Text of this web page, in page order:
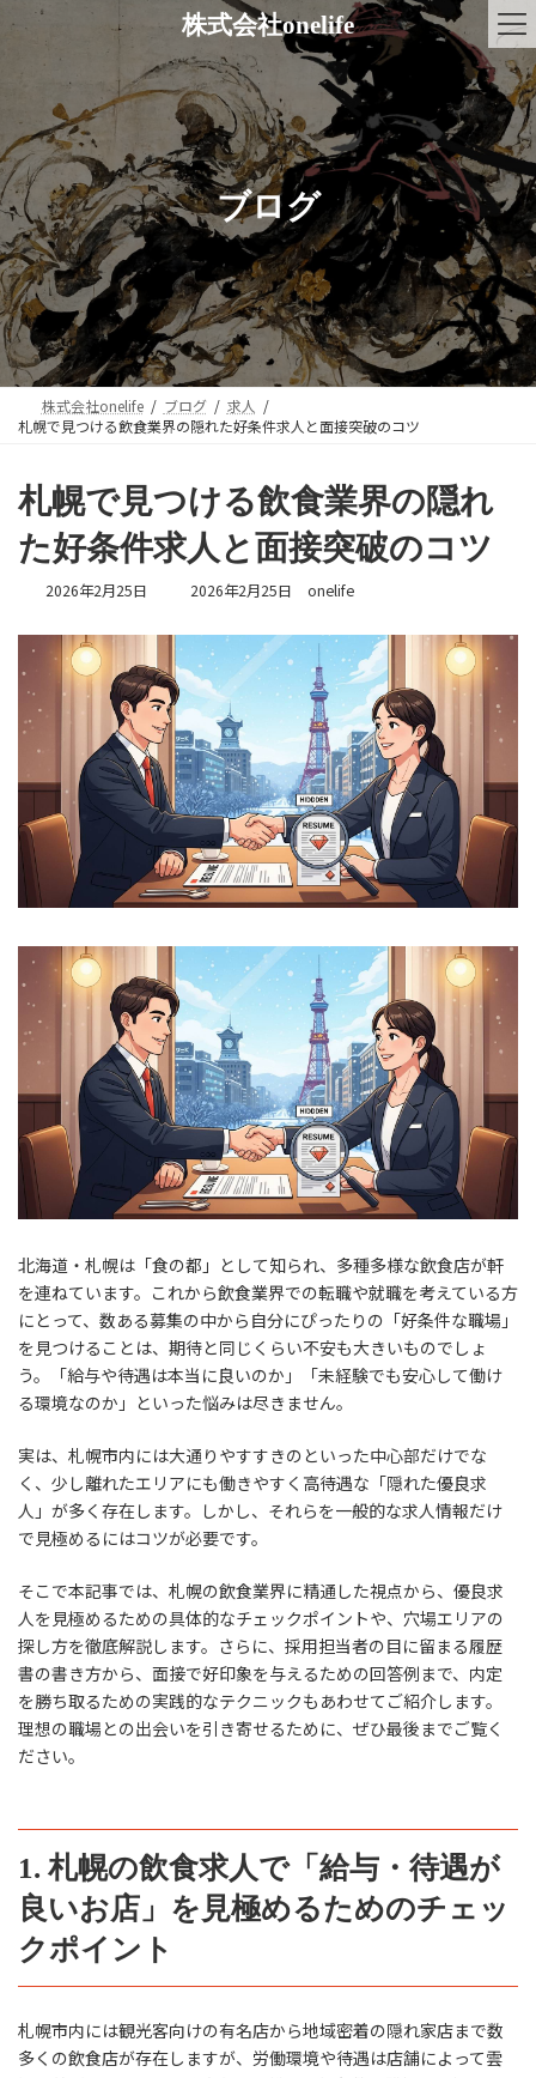
ス
キ
ッ
プ
ン
に
移
動
株式会社onelife
ブログ
株式会社onelife ブログ
求人
札幌で見つける飲食業界の隠れた好条件求人と面接突破のコツ
札幌で見つける飲食業界の隠れ
た好条件求人と面接突破のコツ
2026年2月25日
最
更
日
時
2026年2月25日 onelife
北海道・札幌は「食の都」として知られ、多種多様な飲食店が軒
を連ねています。これから飲食業界での転職や就職を考えている方
にとって、数ある募集の中から自分にぴったりの「好条件な職場」
を見つけることは、期待と同じくらい不安も大きいものでしょ
う。「給与や待遇は本当に良いのか」「未経験でも安心して働け
る環境なのか」といった悩みは尽きません。
実は、札幌市内には大通りやすすきのといった中心部だけでな
く、少し離れたエリアにも働きやすく高待遇な「隠れた優良求
人」が多く存在します。しかし、それらを一般的な求人情報だけ
で見極めるにはコツが必要です。
そこで本記事では、札幌の飲食業界に精通した視点から、優良求
人を見極めるための具体的なチェックポイントや、穴場エリアの
探し方を徹底解説します。さらに、採用担当者の目に留まる履歴
書の書き方から、面接で好印象を与えるための回答例まで、内定
を勝ち取るための実践的なテクニックもあわせてご紹介します。
理想の職場との出会いを引き寄せるために、ぜひ最後までご覧く
ださい。
1. 札幌の飲食求人で「給与・待遇が
良いお店」を見極めるためのチェッ
クポイント
札幌市内には観光客向けの有名店から地域密着の隠れ家店まで数
多くの飲食店が存在しますが、労働環境や待遇は店舗によって雲